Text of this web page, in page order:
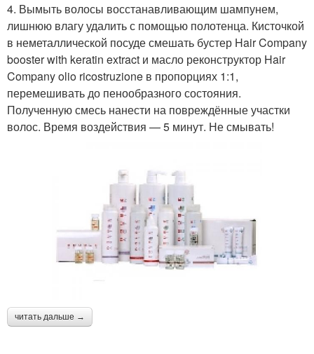
4. Вымыть волосы восстанавливающим шампунем,
лишнюю влагу удалить с помощью полотенца. Кисточкой
в неметаллической посуде смешать бустер Hair Company
booster with keratin extract и масло реконструктор Hair
Company olio ricostruzione в пропорциях 1:1,
перемешивать до пенообразного состояния.
Полученную смесь нанести на повреждённые участки
волос. Время воздействия — 5 минут. Не смывать!
читать дальше →